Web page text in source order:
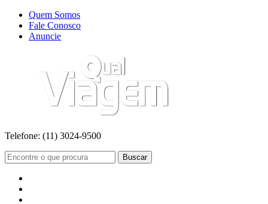
Quem Somos
Fale Conosco
Anuncie
Telefone: (11) 3024-9500
Buscar